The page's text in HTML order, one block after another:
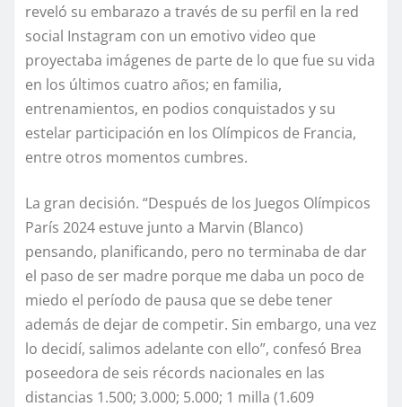
reveló su embarazo a través de su perfil en la red
social Instagram con un emotivo video que
proyectaba imágenes de parte de lo que fue su vida
en los últimos cuatro años; en familia,
entrenamientos, en podios conquistados y su
estelar participación en los Olímpicos de Francia,
entre otros momentos cumbres.
La gran decisión. “Después de los Juegos Olímpicos
París 2024 estuve junto a Marvin (Blanco)
pensando, planificando, pero no terminaba de dar
el paso de ser madre porque me daba un poco de
miedo el período de pausa que se debe tener
además de dejar de competir. Sin embargo, una vez
lo decidí, salimos adelante con ello”, confesó Brea
poseedora de seis récords nacionales en las
distancias 1.500; 3.000; 5.000; 1 milla (1.609